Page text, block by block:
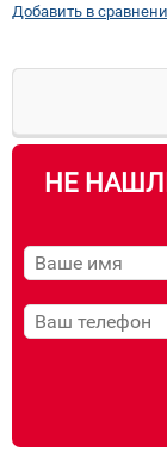
Добавить в
НЕ